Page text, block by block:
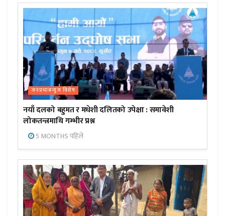
जनप्रभाबन्युज विशेष
नयाँ दलको बहुमत र मधेशी दलितको उपेक्षा : समावेशी
लोकतन्त्रमाथि गम्भीर प्रश्न
5 MONTHS पहिले